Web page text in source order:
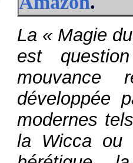
La « Magie
est
mouvance
développée
modernes
la Wicca ou